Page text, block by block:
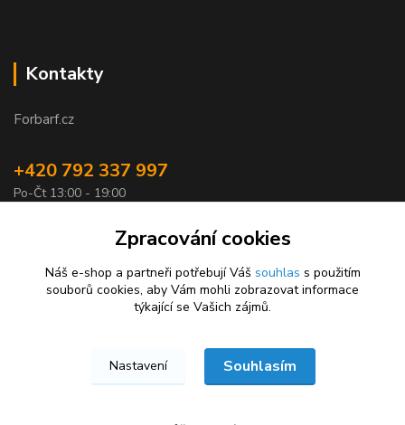
Kontakty
Forbarf.cz
+420 792 337 997
Po-Čt 13:00 - 19:00
objednavky@forbarf.cz
Forbarf.cz © 2026
Zpracování cookies
Náš e-shop a partneři potřebují Váš souhlas s použitím
souborů cookies, aby Vám mohli zobrazovat informace
týkající se Vašich zájmů.
Nastavení Souhlasím